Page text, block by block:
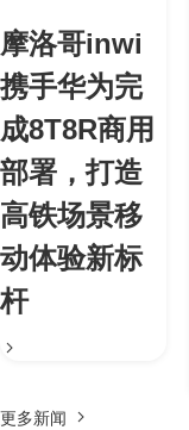
摩洛哥inwi
携手华为完
成8T8R商用
部署，打造
高铁场景移
动体验新标
杆
更多新闻